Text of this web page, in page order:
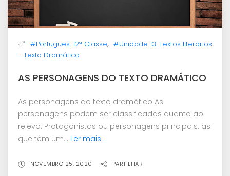
#Português: 12ª Classe, #Unidade 13: Textos literários
- Texto Dramático
AS PERSONAGENS DO TEXTO DRAMÁTICO
As personagens do texto dramático As
personagens podem ser classificadas quanto ao
relevo: Protagonistas ou personagens principais: as
que têm um... Ler mais
NOVEMBRO 25, 2020 PARTILHAR